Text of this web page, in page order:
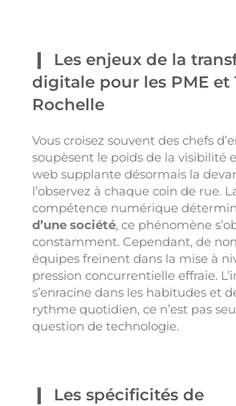
Les enjeux de la
digitale pour les PME et
Rochelle
Vous croisez souvent des chefs
soupèsent le poids de la visibilité
web supplante désormais la
l’observez à chaque coin de rue.
compétence numérique
d’une société, ce phénomène
constamment. Cependant, de
équipes freinent dans la mise à
pression concurrentielle effraie.
s’enracine dans les habitudes et
rythme quotidien, ce n’est pas
question de technologie.
Les spécificités de